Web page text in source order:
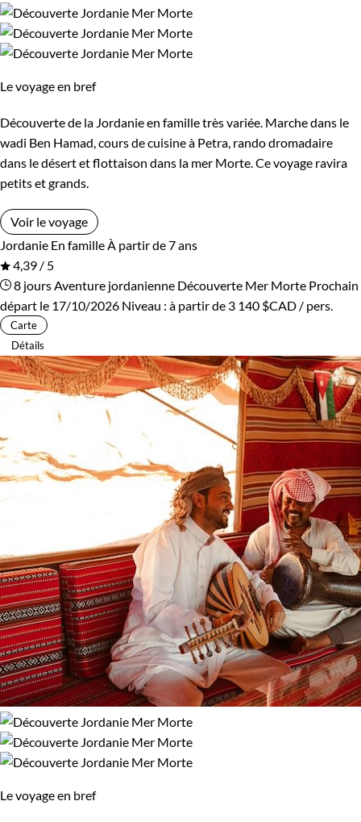
Le voyage en bref
Découverte de la Jordanie en famille très variée. Marche dans le
wadi Ben Hamad, cours de cuisine à Petra, rando dromadaire
dans le désert et flottaison dans la mer Morte. Ce voyage ravira
petits et grands.
Voir le voyage
Jordanie En famille À partir de 7 ans
4,39 / 5
8 jours Aventure jordanienne Découverte Mer Morte Prochain
départ le 17/10/2026 Niveau : à partir de 3 140 $CAD / pers.
Carte
Détails
Le voyage en bref